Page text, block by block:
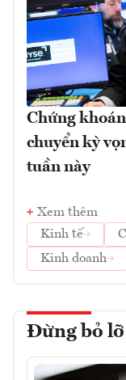
Chứng
chuyển kỳ
tuần này
Xem thêm
Kinh tế
Kinh doanh
Đừng bỏ lỡ